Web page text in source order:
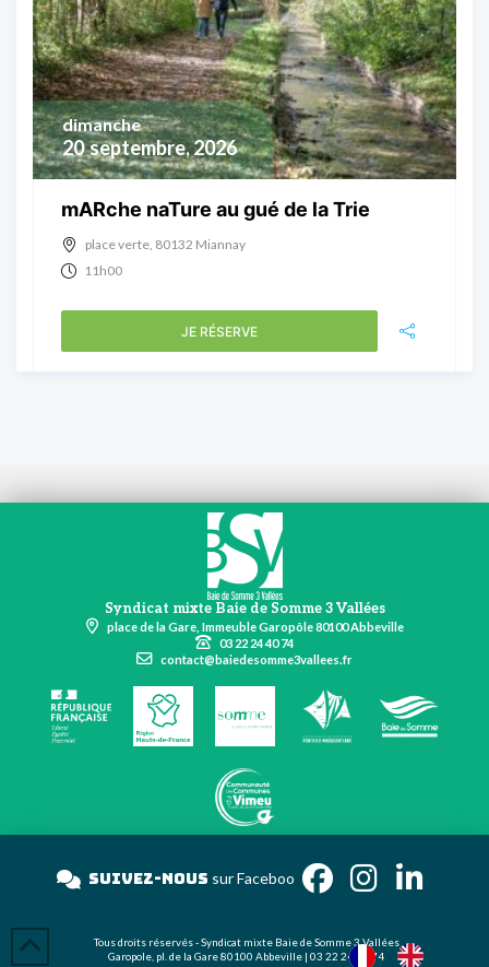
20 septembre, 2026
dimanche
mARche naTure au gué de la Trie
place verte, 80132 Miannay
11h00
JE RÉSERVE
Syndicat mixte Baie de Somme 3 Vallées
place de la Gare, Immeuble Garopôle 80100 Abbeville
03 22 24 40 74
contact@baiedesomme3vallees.fr
Suivez-noussur Face
Tous droits réservés - Syndicat mixte Baie de Somme 3 Vallées
Garopole, pl. de la Gare 80100 Abbeville | 03 22 24 40 74